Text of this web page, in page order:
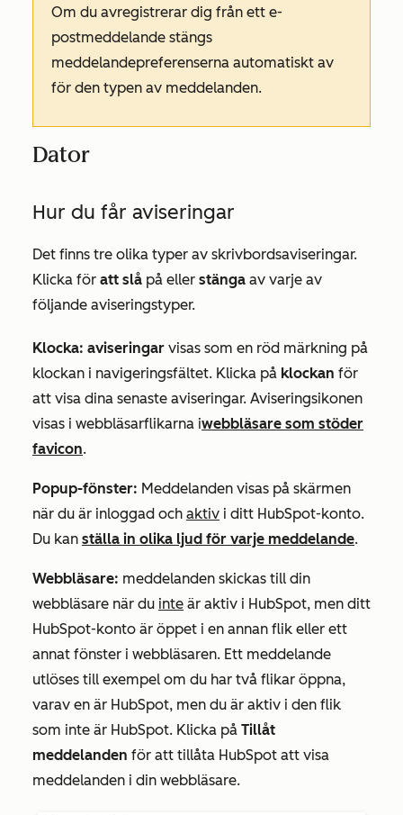
Om du avregistrerar dig från ett e-
postmeddelande stängs
meddelandepreferenserna automatiskt av
för den typen av meddelanden.
Dator
Hur du får aviseringar
Det finns tre olika typer av skrivbordsaviseringar.
Klicka för att slå på eller stänga av varje av
följande aviseringstyper.
Klocka: aviseringar visas som en röd märkning på
klockan i navigeringsfältet. Klicka på klockan för
att visa dina senaste aviseringar. Aviseringsikonen
visas i webbläsarflikarna iwebbläsare som stöder
favicon.
Popup-fönster: Meddelanden visas på skärmen
när du är inloggad och aktiv i ditt HubSpot-konto.
Du kan ställa in olika ljud för varje meddelande.
Webbläsare: meddelanden skickas till din
webbläsare när du inte är aktiv i HubSpot, men ditt
HubSpot-konto är öppet i en annan flik eller ett
annat fönster i webbläsaren. Ett meddelande
utlöses till exempel om du har två flikar öppna,
varav en är HubSpot, men du är aktiv i den flik
som inte är HubSpot. Klicka på Tillåt
meddelanden för att tillåta HubSpot att visa
meddelanden i din webbläsare.